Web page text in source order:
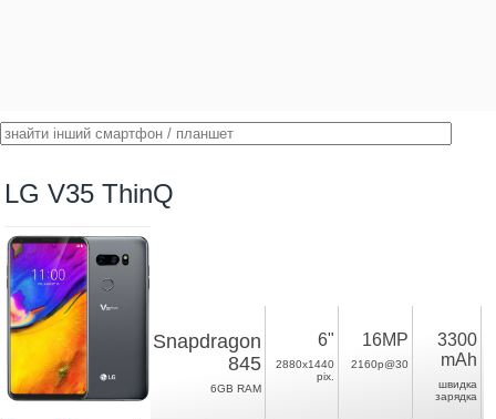
LG V35 ThinQ
Snapdragon
845
6GB RAM
6"
2880x1440
pix.
16MP
2160p@30
3300
mAh
швидка
зарядка